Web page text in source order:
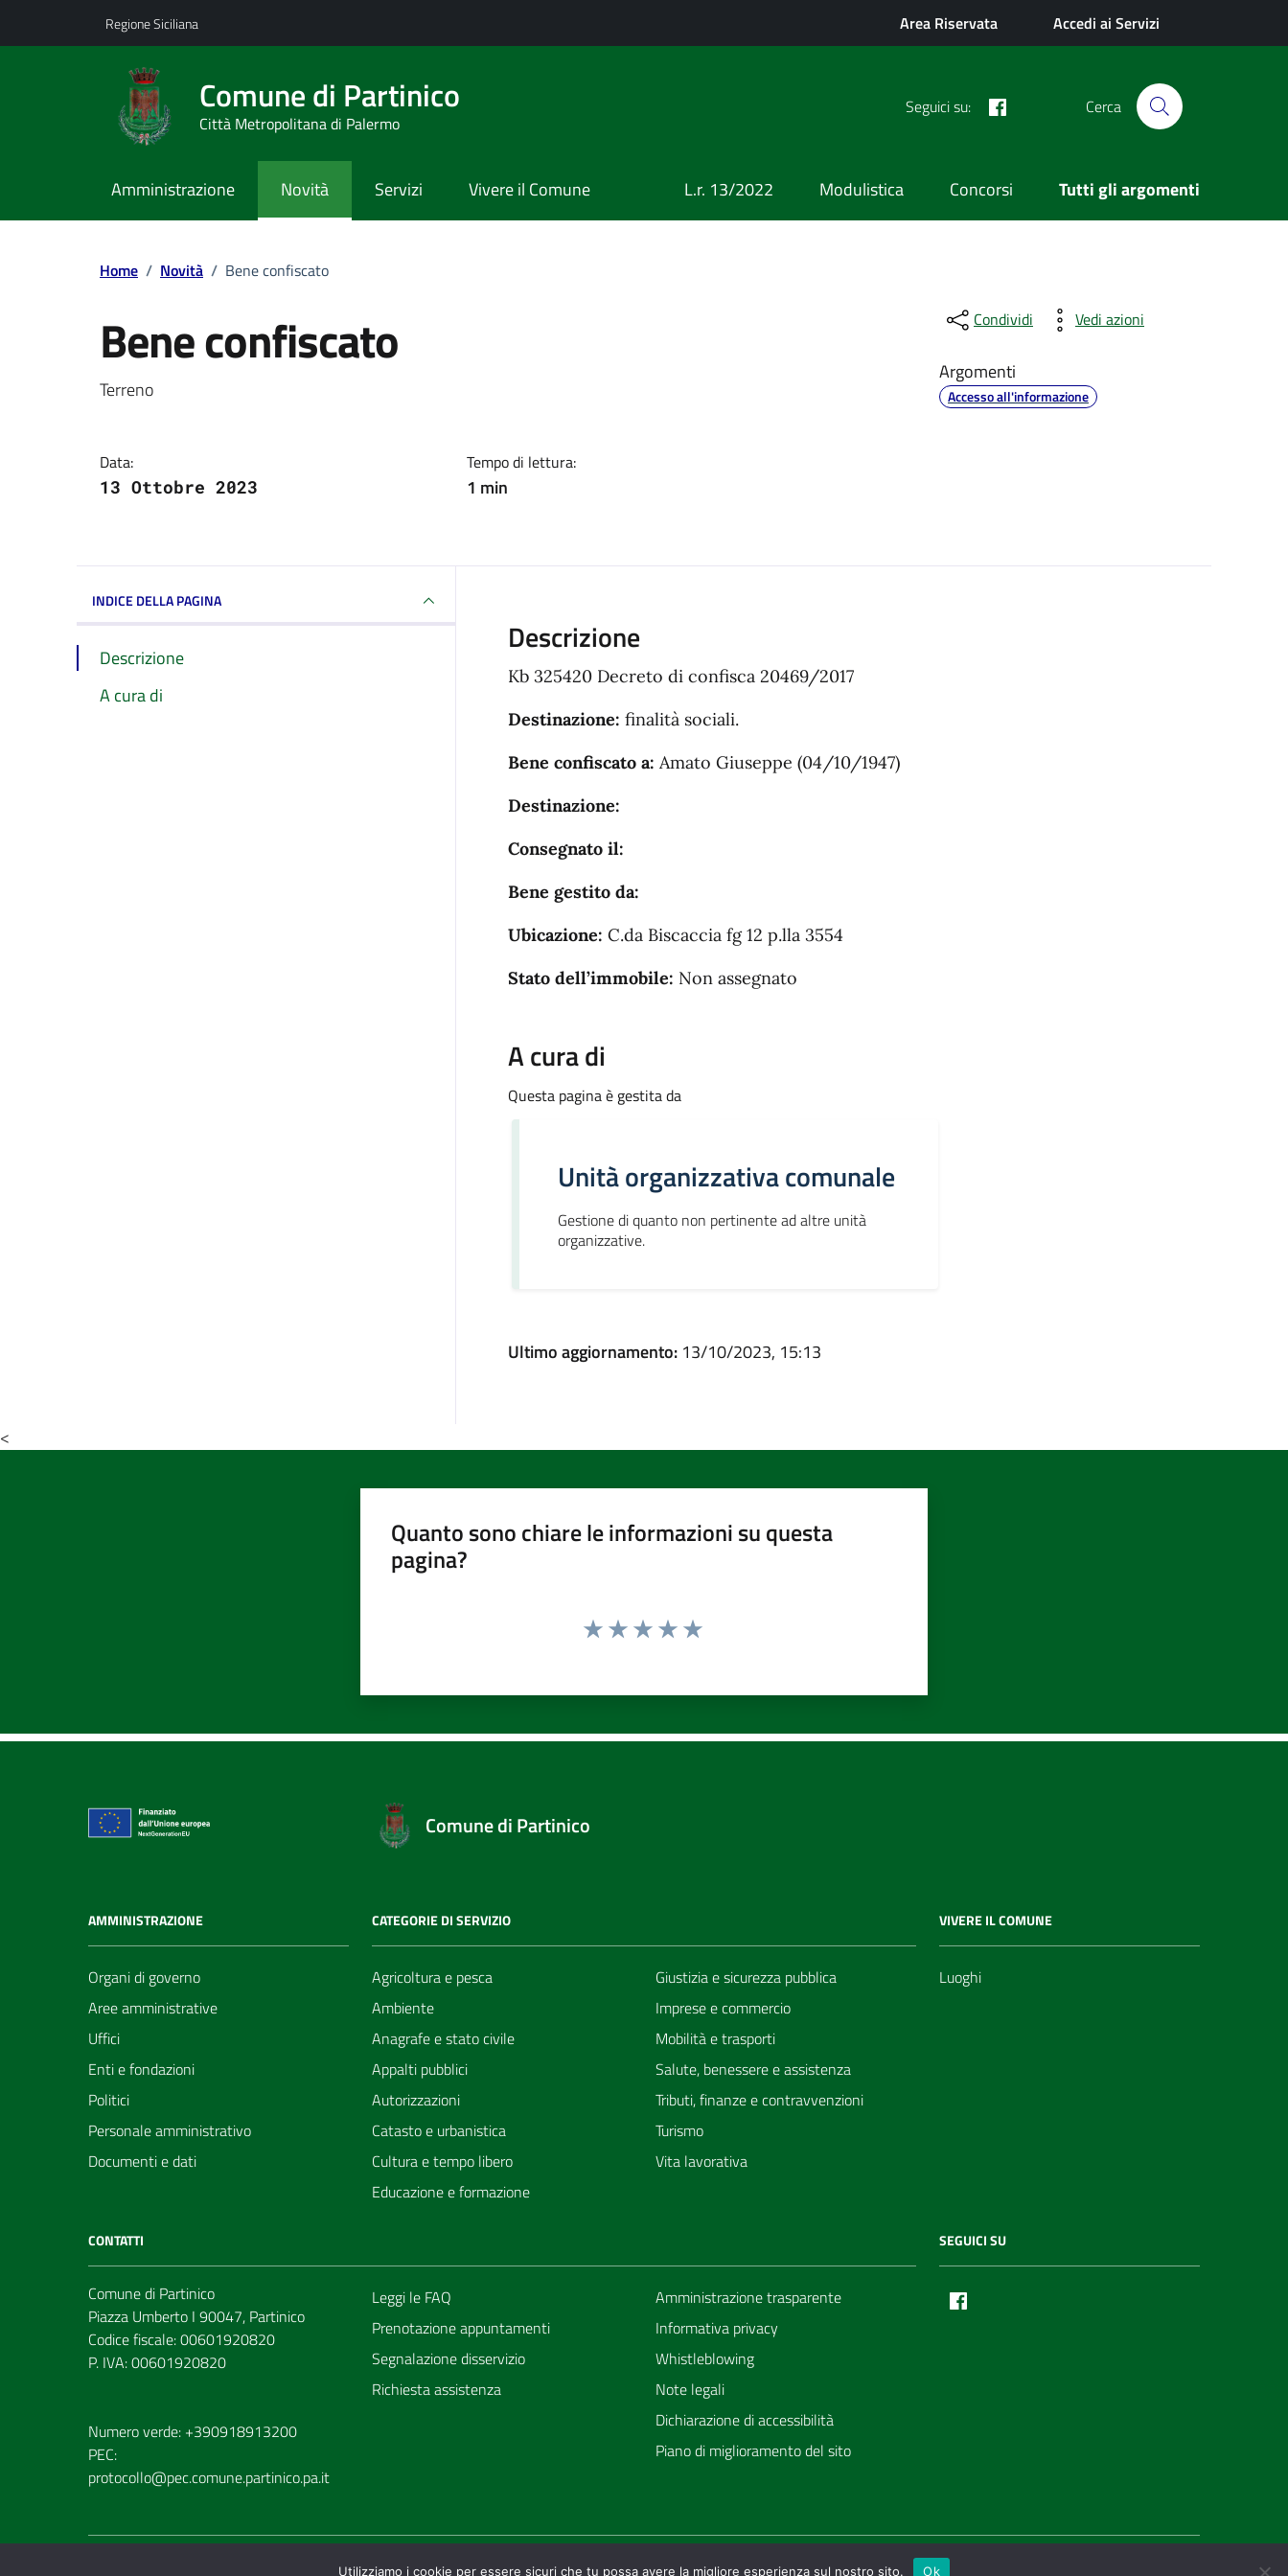
Regione Siciliana Area Riservata Accedi ai Servizi
Comune di Partinico
Città Metropolitana di Palermo
Seguici su: Cerca
Amministrazione Novità Servizi Vivere il Comune L.r. 13/2022 Modulistica Concorsi Tutti gli argomenti
Home / Novità / Bene confiscato
Bene confiscato
Dettagli della notizia
Terreno
Data:
13 Ottobre 2023
Tempo di lettura:
1 min
Condividi Vedi azioni
Argomenti
Accesso all'informazione
INDICE DELLA PAGINA
Descrizione
A cura di
Descrizione
Kb 325420 Decreto di confisca 20469/2017
Destinazione: finalità sociali.
Bene confiscato a: Amato Giuseppe (04/10/1947)
Destinazione:
Consegnato il:
Bene gestito da:
Ubicazione: C.da Biscaccia fg 12 p.lla 3554
Stato dell’immobile: Non assegnato
A cura di
Questa pagina è gestita da
Unità organizzativa comunale
Gestione di quanto non pertinente ad altre unità
organizzative.
Ultimo aggiornamento: 13/10/2023, 15:13
<
Quanto sono chiare le informazioni su questa
pagina?
Comune di Partinico
AMMINISTRAZIONE
Organi di governo
Aree amministrative
Uffici
Enti e fondazioni
Politici
Personale amministrativo
Documenti e dati
CATEGORIE DI SERVIZIO
Agricoltura e pesca
Ambiente
Anagrafe e stato civile
Appalti pubblici
Autorizzazioni
Catasto e urbanistica
Cultura e tempo libero
Educazione e formazione
Giustizia e sicurezza pubblica
Imprese e commercio
Mobilità e trasporti
Salute, benessere e assistenza
Tributi, finanze e contravvenzioni
Turismo
Vita lavorativa
VIVERE IL COMUNE
Luoghi
CONTATTI
Comune di Partinico
Piazza Umberto I 90047, Partinico
Codice fiscale: 00601920820
P. IVA: 00601920820
Numero verde: +390918913200
PEC:
protocollo@pec.comune.partinico.pa.it
Leggi le FAQ
Prenotazione appuntamenti
Segnalazione disservizio
Richiesta assistenza
Amministrazione trasparente
Informativa privacy
Whistleblowing
Note legali
Dichiarazione di accessibilità
Piano di miglioramento del sito
SEGUICI SU
Utilizziamo i cookie per essere sicuri che tu possa avere la migliore esperienza sul nostro sito. Ok